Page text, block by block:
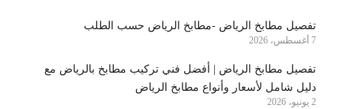
تفصيل مطابخ الرياض -مطابخ الرياض حسب الطلب
7 أغسطس، 2026
تفصيل مطابخ الرياض | أفضل فني تركيب مطابخ بالرياض مع
دليل شامل لأسعار وأنواع مطابخ الرياض
2 يونيو، 2026